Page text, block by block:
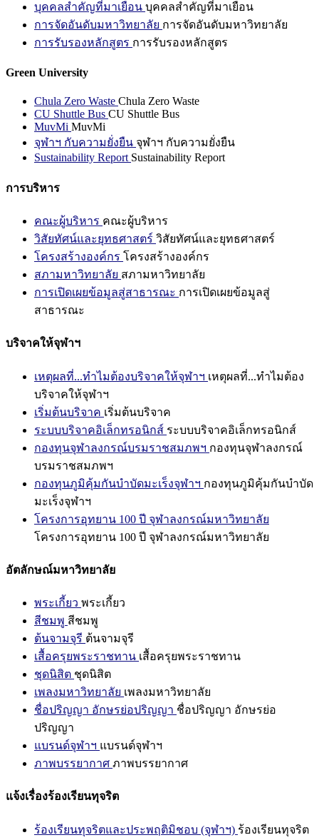
บุคคลสำคัญที่มาเยือน บุคคลสำคัญที่มาเยือน
การจัดอันดับมหาวิทยาลัย การจัดอันดับมหาวิทยาลัย
การรับรองหลักสูตร การรับรองหลักสูตร
Green University
Chula Zero Waste Chula Zero Waste
CU Shuttle Bus CU Shuttle Bus
MuvMi MuvMi
จุฬาฯ กับความยั่งยืน จุฬาฯ กับความยั่งยืน
Sustainability Report Sustainability Report
การบริหาร
คณะผู้บริหาร คณะผู้บริหาร
วิสัยทัศน์และยุทธศาสตร์ วิสัยทัศน์และยุทธศาสตร์
โครงสร้างองค์กร โครงสร้างองค์กร
สภามหาวิทยาลัย สภามหาวิทยาลัย
การเปิดเผยข้อมูลสู่สาธารณะ การเปิดเผยข้อมูลสู่
สาธารณะ
บริจาคให้จุฬาฯ
เหตุผลที่...ทำไมต้องบริจาคให้จุฬาฯ เหตุผลที่...ทำไมต้อง
บริจาคให้จุฬาฯ
เริ่มต้นบริจาค เริ่มต้นบริจาค
ระบบบริจาคอิเล็กทรอนิกส์ ระบบบริจาคอิเล็กทรอนิกส์
กองทุนจุฬาลงกรณ์บรมราชสมภพฯ กองทุนจุฬาลงกรณ์
บรมราชสมภพฯ
กองทุนภูมิคุ้มกันบำบัดมะเร็งจุฬาฯ กองทุนภูมิคุ้มกันบำบัด
มะเร็งจุฬาฯ
โครงการอุทยาน 100 ปี จุฬาลงกรณ์มหาวิทยาลัย
โครงการอุทยาน 100 ปี จุฬาลงกรณ์มหาวิทยาลัย
อัตลักษณ์มหาวิทยาลัย
พระเกี้ยว พระเกี้ยว
สีชมพู สีชมพู
ต้นจามจุรี ต้นจามจุรี
เสื้อครุยพระราชทาน เสื้อครุยพระราชทาน
ชุดนิสิต ชุดนิสิต
เพลงมหาวิทยาลัย เพลงมหาวิทยาลัย
ชื่อปริญญา อักษรย่อปริญญา ชื่อปริญญา อักษรย่อ
ปริญญา
แบรนด์จุฬาฯ แบรนด์จุฬาฯ
ภาพบรรยากาศ ภาพบรรยากาศ
แจ้งเรื่องร้องเรียนทุจริต
ร้องเรียนทุจริตและประพฤติมิชอบ (จุฬาฯ) ร้องเรียนทุจริต